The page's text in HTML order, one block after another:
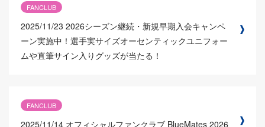
FANCLUB
2025/11/23 2026シーズン継続・新規早期入会キャンペ
ーン実施中！選手実サイズオーセンティックユニフォー
ムや直筆サイン入りグッズが当たる！
FANCLUB
2025/11/14 オフィシャルファンクラブ BlueMates 2026